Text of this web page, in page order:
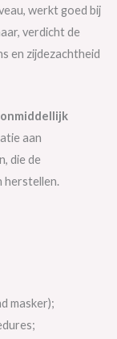
werkt goed bij
verdicht de
en zijdezachtheid
aan
die de
herstellen.
masker);